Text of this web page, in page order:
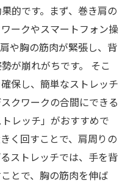
的です。まず、巻き肩の
ークやスマートフォン操
や胸の筋肉が緊張し、背
が崩れがちです。 そこ
保し、簡単なストレッチ
クワークの合間にできる
レッチ」がおすすめで
く回すことで、肩周りの
ストレッチでは、手を背
とで、胸の筋肉を伸ば